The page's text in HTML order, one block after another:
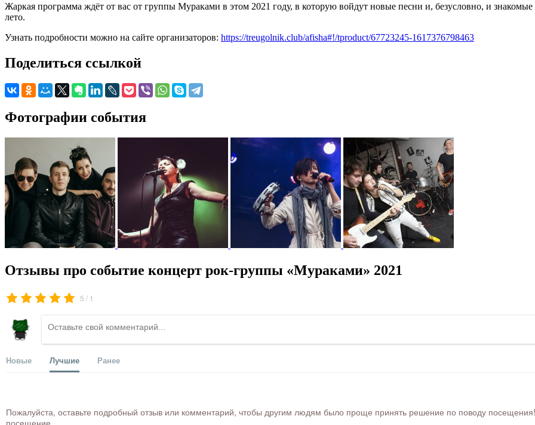
Жаркая программа ждёт от вас от группы Мураками в этом 2021 году, в которую войдут новые песни и, безусловно, и
лето.
Узнать подробности можно на сайте организаторов: https://treugolnik.club/afisha#!/tproduct/67723245-1617376798463
Поделиться ссылкой
Фотографии события
Отзывы про событие концерт рок-группы «Мураками» 2021
5 / 1
Новые Лучшие Ранее
Пожалуйста, оставьте подробный отзыв или комментарий, чтобы другим людям было проще принять решение по поводу посещения!